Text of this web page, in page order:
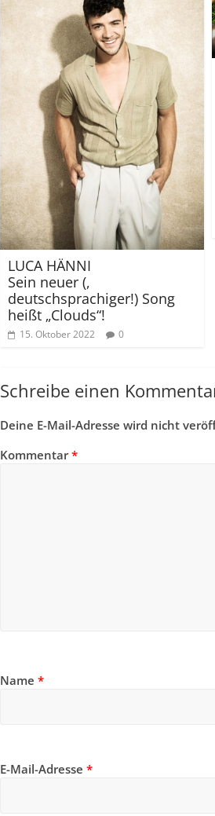
LUCA HÄNNI
Sein neuer (,
deutschsprachiger!) Song
heißt „Clouds“!
15. Oktober 2022 0
Schreibe einen
Deine E-Mail-Adresse wird nicht
Kommentar*
Name *
E-Mail-Adresse *